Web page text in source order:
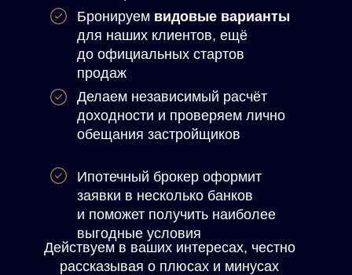
Бронируем видовые варианты
для наших клиентов, ещё
до официальных стартов
продаж
Делаем независимый расчёт
доходности и проверяем лично
обещания застройщиков
Ипотечный брокер оформит
заявки в несколько банков
и поможет получить наиболее
выгодные условия
Действуем в ваших интересах, честно
рассказывая о плюсах и минусах